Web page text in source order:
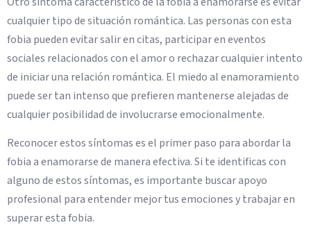
cualquier tipo de situación romántica. Las personas con esta
fobia pueden evitar salir en citas, participar en eventos
sociales relacionados con el amor o rechazar cualquier intento
de iniciar una relación romántica. El miedo al enamoramiento
puede ser tan intenso que prefieren mantenerse alejadas de
cualquier posibilidad de involucrarse emocionalmente.
Reconocer estos síntomas es el primer paso para abordar la
fobia a enamorarse de manera efectiva. Si te identificas con
alguno de estos síntomas, es importante buscar apoyo
profesional para entender mejor tus emociones y trabajar en
superar esta fobia.